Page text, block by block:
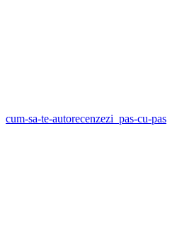
cum-sa-te-autorecenzezi_pas-cu-pas